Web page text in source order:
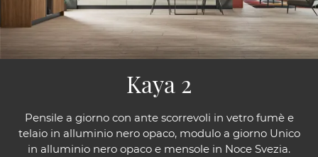
Pensile a giorno con ante scorrevoli in vetro fumè e
telaio in alluminio nero opaco, modulo a giorno Unico
in alluminio nero opaco e mensole in Noce Svezia.
Kaya 2